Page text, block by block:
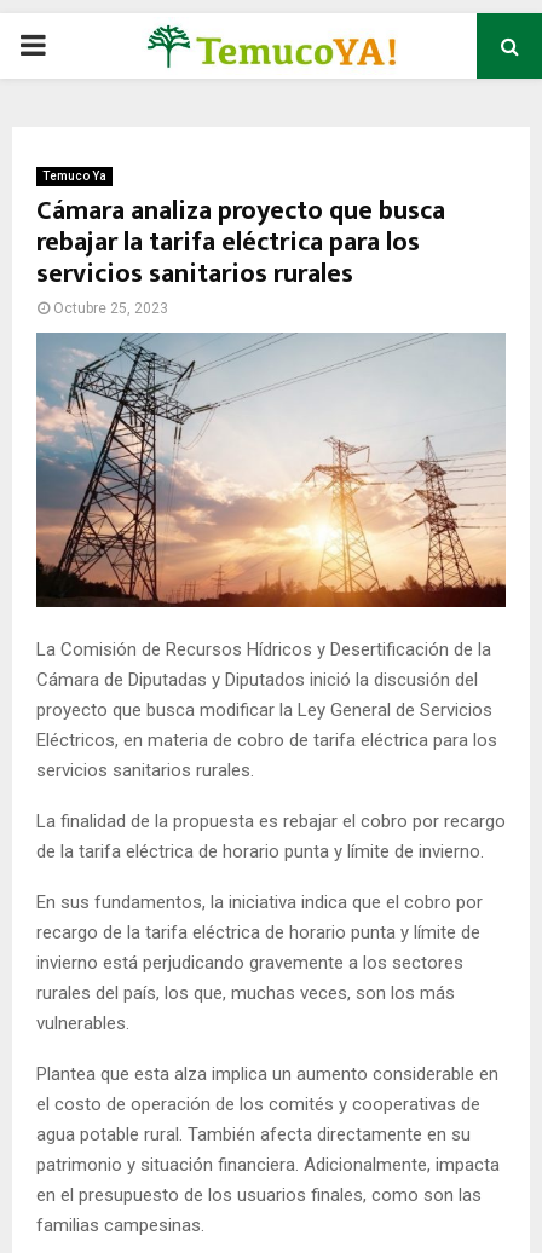
P
M
A
Y
M
E
N
U
Temuco Ya
Cámara analiza proyecto que busca
rebajar la tarifa eléctrica para los
servicios sanitarios rurales
Octubre 25, 2023
La Comisión de Recursos Hídricos y Desertificación de la
Cámara de Diputadas y Diputados inició la discusión del
proyecto que busca modificar la Ley General de Servicios
Eléctricos, en materia de cobro de tarifa eléctrica para los
servicios sanitarios rurales.
La finalidad de la propuesta es rebajar el cobro por recargo
de la tarifa eléctrica de horario punta y límite de invierno.
En sus fundamentos, la iniciativa indica que el cobro por
recargo de la tarifa eléctrica de horario punta y límite de
invierno está perjudicando gravemente a los sectores
rurales del país, los que, muchas veces, son los más
vulnerables.
Plantea que esta alza implica un aumento considerable en
el costo de operación de los comités y cooperativas de
agua potable rural. También afecta directamente en su
patrimonio y situación financiera. Adicionalmente, impacta
en el presupuesto de los usuarios finales, como son las
familias campesinas.